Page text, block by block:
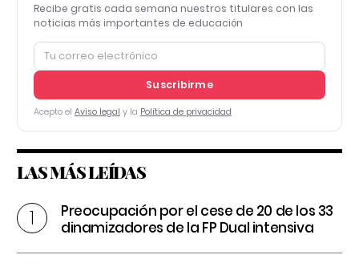
Recibe gratis cada semana nuestros titulares con las
noticias más importantes de educación
Suscribirme
Acepto el Aviso legal y la Política de privacidad
LAS MÁS LEÍDAS
Preocupación por el cese de 20 de los 33
dinamizadores de la FP Dual intensiva